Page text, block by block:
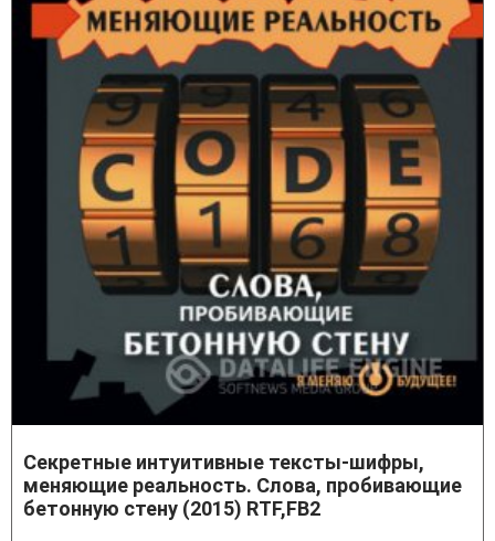
Секретные интуитивные тексты-шифры,
меняющие реальность. Слова, пробивающие
бетонную стену (2015) RTF,FB2